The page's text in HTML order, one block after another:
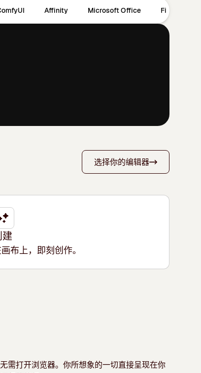
Affinity Microsoft Office Figma
选择你的编辑器
布上，即刻创作。
需打开浏览器。你所想象的一切直接呈现在你